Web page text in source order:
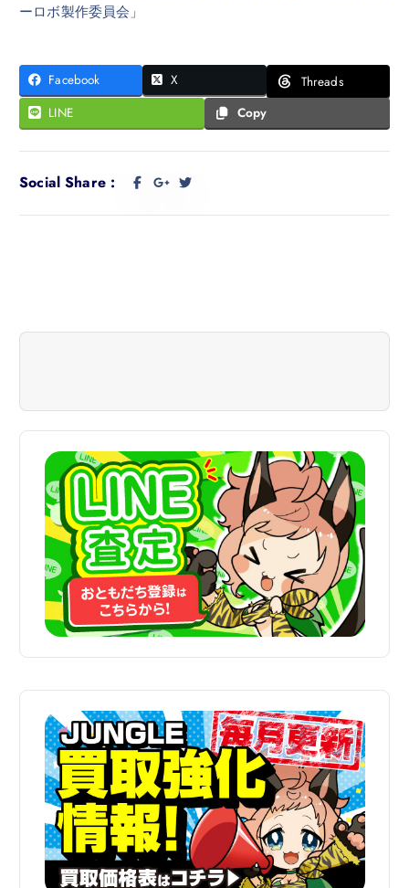
ーロボ製作委員会」
Facebook X
Threads
LINE
Copy
Social Share :